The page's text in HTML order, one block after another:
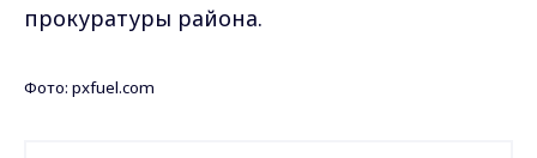
прокуратуры района.
Фото: pxfuel.com